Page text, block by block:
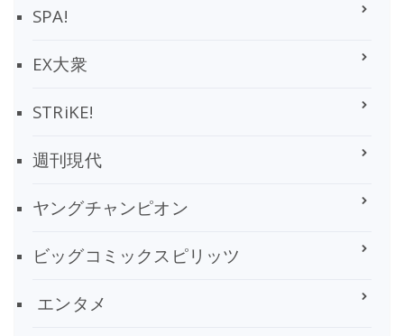
SPA!
EX大衆
STRiKE!
週刊現代
ヤングチャンピオン
ビッグコミックスピリッツ
エンタメ